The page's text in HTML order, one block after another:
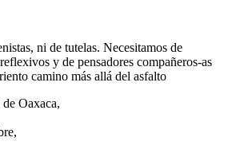
ni de tutelas. Necesitamos de
y de pensadores compañeros-as
camino más allá del asfalto
Oaxaca,